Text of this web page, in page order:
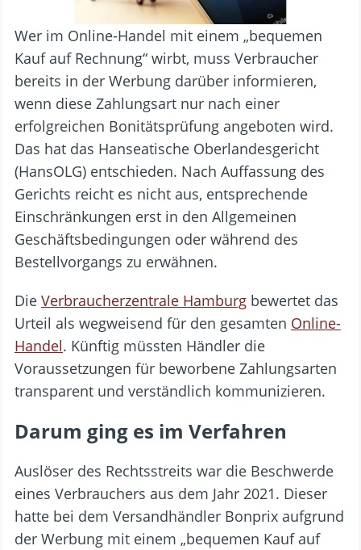
Wer im Online-Handel mit einem „bequemen
Kauf auf Rechnung“ wirbt, muss Verbraucher
bereits in der Werbung darüber informieren,
wenn diese Zahlungsart nur nach einer
erfolgreichen Bonitätsprüfung angeboten wird.
Das hat das Hanseatische Oberlandesgericht
(HansOLG) entschieden. Nach Auffassung des
Gerichts reicht es nicht aus, entsprechende
Einschränkungen erst in den Allgemeinen
Geschäftsbedingungen oder während des
Bestellvorgangs zu erwähnen.
Die Verbraucherzentrale Hamburg bewertet das
Urteil als wegweisend für den gesamten Online-
Handel. Künftig müssten Händler die
Voraussetzungen für beworbene Zahlungsarten
transparent und verständlich kommunizieren.
Darum ging es im Verfahren
Auslöser des Rechtsstreits war die Beschwerde
eines Verbrauchers aus dem Jahr 2021. Dieser
hatte bei dem Versandhändler Bonprix aufgrund
der Werbung mit einem „bequemen Kauf auf